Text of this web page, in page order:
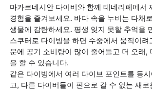
마카로네시안 다이버와 함께 테네리페에서
경험을 즐겨보세요. 바다 속을 누비는 다채
생물에 감탄하세요. 평생 잊지 못할 추억을
스쿠터로 다이빙을 하면 수중에서 움직이려
문에 공기 소비량이 많이 줄어들고 더 오래,
을 할 수 있습니다.
같은 다이빙에서 여러 다이브 포인트를 동
고, 다른 다이버들이 핀으로 갈 수 없는 새